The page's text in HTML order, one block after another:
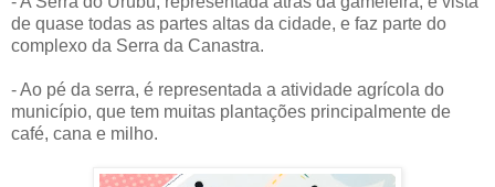
de quase todas as partes altas da cidade, e faz parte do
complexo da Serra da Canastra.
- Ao pé da serra, é representada a atividade agrícola do
município, que tem muitas plantações principalmente de
café, cana e milho.